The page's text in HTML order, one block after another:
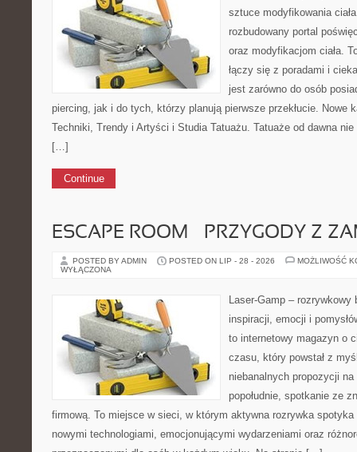
sztuce modyfikowania
rozbudowany portal
oraz modyfikacjom ciała.
łączy się z poradami i
jest zarówno do osób
piercing, jak i do tych, którzy planują pierwsze przekłucie. Nowe
Techniki, Trendy i Artyści i Studia Tatuażu. Tatuaże od dawna
[…]
Continue
ESCAPE ROOM – PRZYGODY Z
POSTED BY ADMIN POSTED ON LIP - 28 - 2026
MOŻLIWOŚĆ
WYŁĄCZONA
Laser-Gamp – rozrywkowy
inspiracji, emocji i
to internetowy magazyn o
czasu, który powstał z
niebanalnych propozycji
popołudnie, spotkanie ze
firmową. To miejsce w sieci, w którym aktywna rozrywka
nowymi technologiami, emocjonującymi wydarzeniami oraz